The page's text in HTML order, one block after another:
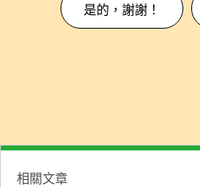
是的，謝謝！
相關文章